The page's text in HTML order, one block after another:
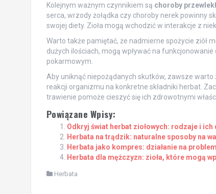
Kolejnym ważnym czynnikiem są choroby
serca, wrzody żołądka czy choroby nerek powinny
swojej diety. Zioła mogą wchodzić w interakcje z
Warto także pamiętać, że nadmierne spożycie ziół
dużych ilościach, mogą wpływać na
pokarmowym.
Aby uniknąć niepożądanych skutków, zawsze
reakcji organizmu na konkretne składniki herbat.
trawienie pomoże cieszyć się ich zdrowotnymi
Powiązane Wpisy:
Odkryj świat herbat ziołowych: rodzaje i ich
Herbata na trądzik: naturalne sposoby na
Herbata jako kompres: działanie na
Herbata dla mężczyzn: zioła, które mogą
Herbata